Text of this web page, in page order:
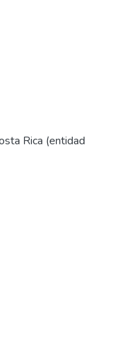
Rica (entidad